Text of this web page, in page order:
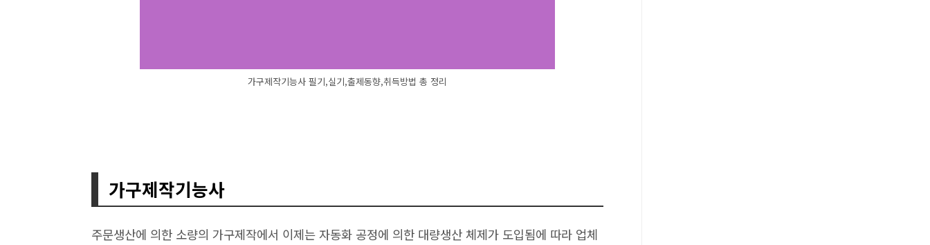
가구제작기능사 필기,실기,출제동향,취득방법 총 정리
가구제작기능사
주문생산에 의한 소량의 가구제작에서 이제는 자동화 공정에 의한 대량생산 체제가 도입됨에 따라 업체